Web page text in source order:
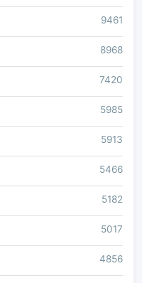
9461
8968
7420
5985
5913
5466
5182
5017
4856